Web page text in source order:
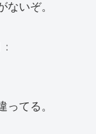
ないぞ。
ってる。